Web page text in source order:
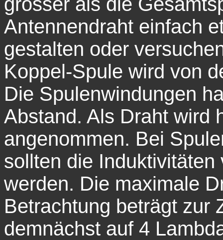
Antennendraht einfach
gestalten oder
Koppel-Spule wird von
Die Spulenwindungen
Abstand. Als Draht wird
angenommen. Bei
sollten die
werden. Die maximale
Betrachtung beträgt zur
demnächst auf 4